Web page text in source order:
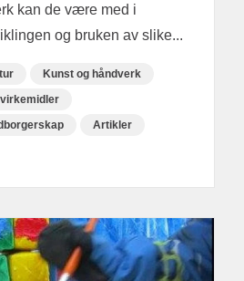
kan de være med i
og bruken av slike...
Kunst og håndverk
Artikler